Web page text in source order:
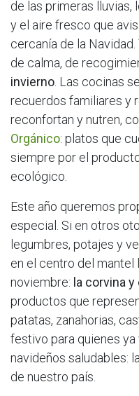
de las primeras
y el aire fresco que
cercanía de la
de calma, de
invierno . Las cocinas
recuerdos familiares y
reconfortan y nutren,
Orgánico: platos que
siempre por el
ecológico.
Este año queremos
especial. Si en otros
legumbres, potajes y
en el centro del mantel
noviembre: la corvina y
productos que
patatas, zanahorias,
festivo para quienes ya
navideños saludables:
de nuestro país.